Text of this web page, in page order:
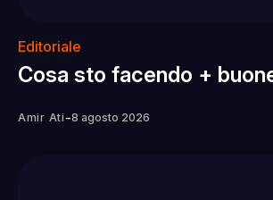
Editoriale
Cosa sto facendo +
Amir Ati -8 agosto 2026